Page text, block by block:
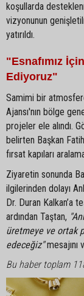
koşullarda
vizyonunun
yatırıldı.
"Esnafımız
Ediyoruz"
Samimi bir
Ajansı'nın bölge
projeler ele alındı.
belirten Başkan
fırsat kapıları
Ziyaretin sonunda
ilgilerinden dolayı
Dr. Duran Kalkan’a
ardından Taştan,
üretmeye ve ortak
edeceğiz"mesajını
Bu haber toplam